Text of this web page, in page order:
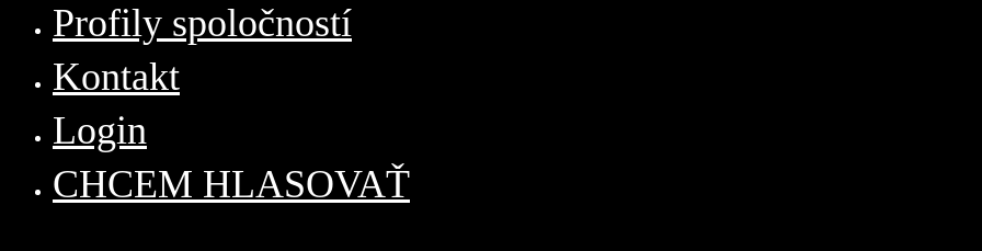
Profily spoločností
Kontakt
Login
CHCEM HLASOVAŤ